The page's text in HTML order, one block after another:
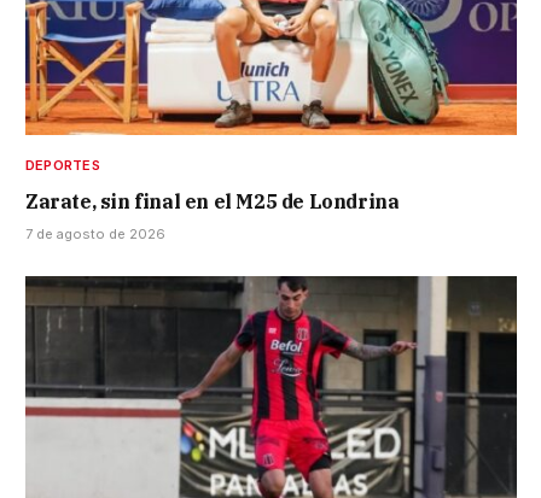
DEPORTES
Zarate, sin final en el M25 de Londrina
7 de agosto de 2026